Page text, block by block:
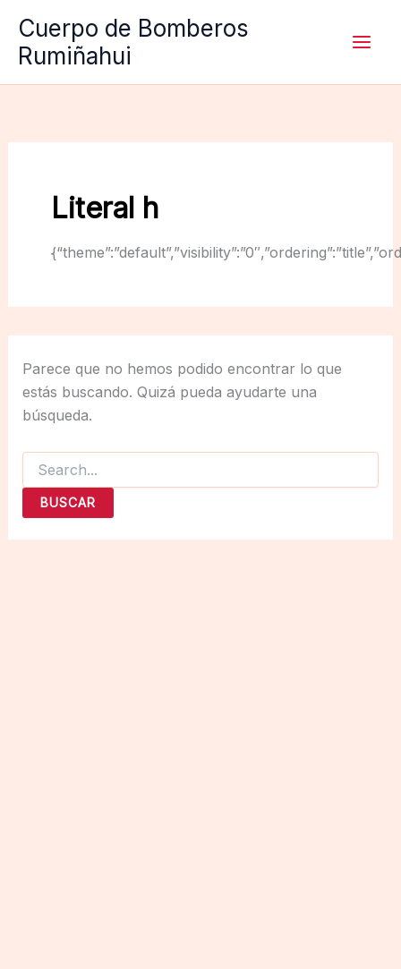
contenido
Cuerpo de Bomberos
Rumiñahui
Literal h
Parece que no hemos podido encontrar lo que
estás buscando. Quizá pueda ayudarte una
búsqueda.
Buscar
por: